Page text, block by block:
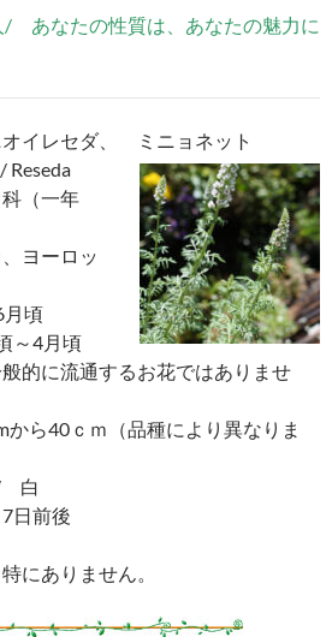
あなたの性質は、あなたの魅力に
イレセダ、 ミニョネット
Reseda
（一年
ヨーロッ
月頃
～4月頃
的に流通するお花ではありませ
から40ｃｍ（品種により異なりま
/ 白
7日前後
特にありません。